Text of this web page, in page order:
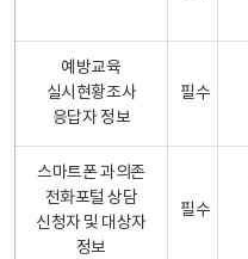
예방교육
실시현황조사
응답자 정보
필수
스마트폰 과의존
전화포털 상담
신청자 및 대상자
정보
필수